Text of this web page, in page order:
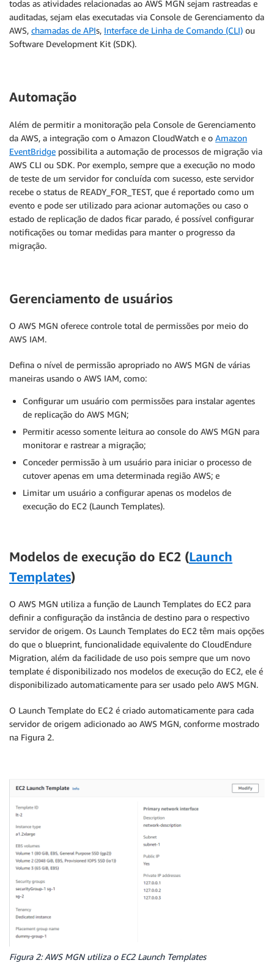
todas as atividades relacionadas ao AWS MGN sejam rastreadas e
auditadas, sejam elas executadas via Console de Gerenciamento da
AWS, chamadas de APIs, Interface de Linha de Comando (CLI) ou
Software Development Kit (SDK).
Automação
Além de permitir a monitoração pela Console de Gerenciamento
da AWS, a integração com o Amazon CloudWatch e o Amazon
EventBridge possibilita a automação de processos de migração via
AWS CLI ou SDK. Por exemplo, sempre que a execução no modo
de teste de um servidor for concluída com sucesso, este servidor
recebe o status de READY_FOR_TEST, que é reportado como um
evento e pode ser utilizado para acionar automações ou caso o
estado de replicação de dados ficar parado, é possível configurar
notificações ou tomar medidas para manter o progresso da
migração.
Gerenciamento de usuários
O AWS MGN oferece controle total de permissões por meio do
AWS IAM.
Defina o nível de permissão apropriado no AWS MGN de várias
maneiras usando o AWS IAM, como:
Configurar um usuário com permissões para instalar agentes
de replicação do AWS MGN;
Permitir acesso somente leitura ao console do AWS MGN para
monitorar e rastrear a migração;
Conceder permissão à um usuário para iniciar o processo de
cutover apenas em uma determinada região AWS; e
Limitar um usuário a configurar apenas os modelos de
execução do EC2 (Launch Templates).
Modelos de execução do EC2 (Launch
Templates)
O AWS MGN utiliza a função de Launch Templates do EC2 para
definir a configuração da instância de destino para o respectivo
servidor de origem. Os Launch Templates do EC2 têm mais opções
do que o blueprint, funcionalidade equivalente do CloudEndure
Migration, além da facilidade de uso pois sempre que um novo
template é disponibilizado nos modelos de execução do EC2, ele é
disponibilizado automaticamente para ser usado pelo AWS MGN.
O Launch Template do EC2 é criado automaticamente para cada
servidor de origem adicionado ao AWS MGN, conforme mostrado
na Figura 2.
Figura 2: AWS MGN utiliza o EC2 Launch Templates